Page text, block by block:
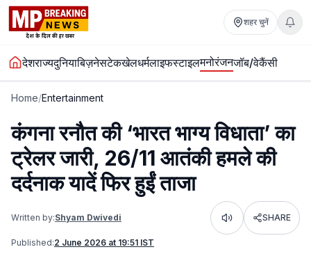
शहर चुनें
देशराज्यदुनियाबिज़नेसटेकखेलधर्मलाइफस्टाइलमनोरंजनजॉब/वेकैंसी
Home/Entertainment
कंगना रनौत की ‘भारत भाग्य विधाता’ का
ट्रेलर जारी, 26/11 आतंकी हमले की
दर्दनाक यादें फिर हुईं ताजा
Written by:Shyam Dwivedi Listen SHARE
Published:2 June 2026 at 19:51 IST